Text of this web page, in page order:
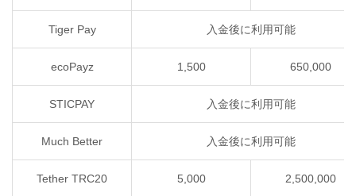
Tiger Pay 入金後に利用可能
ecoPayz 1,500 650,000
STICPAY 入金後に利用可能
Much Better 入金後に利用可能
Tether TRC20 5,000 2,500,000